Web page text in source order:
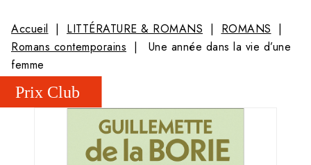
Accueil LITTÉRATURE & ROMANS
ROMANS
Romans contemporains
Une année dans la vie d’une
femme